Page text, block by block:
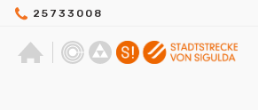
25733008